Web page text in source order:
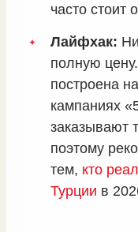
часто стоит
Лайфхак:
полную
построена
кампаниях
заказывают
поэтому
тем, кто
Турции в